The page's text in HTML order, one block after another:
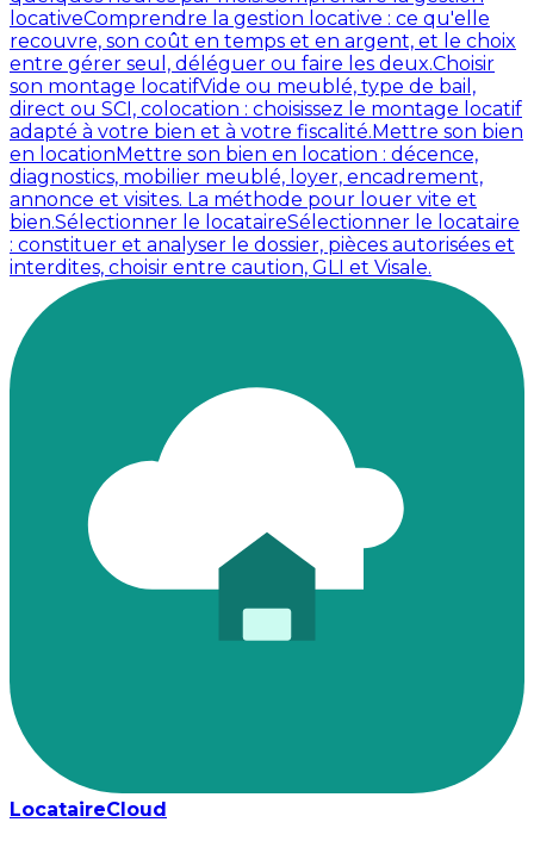
locativeComprendre la gestion locative : ce qu'elle
recouvre, son coût en temps et en argent, et le choix
entre gérer seul, déléguer ou faire les deux.Choisir
son montage locatifVide ou meublé, type de bail,
direct ou SCI, colocation : choisissez le montage locatif
adapté à votre bien et à votre fiscalité. Mettre son bien
en location Mettre son bien en location : décence,
diagnostics, mobilier meublé, loyer, encadrement,
annonce et visites. La méthode pour louer vite et
bien.Sélectionner le locataireSélectionner le locataire
: constituer et analyser le dossier, pièces autorisées et
interdites, choisir entre caution, GLI et Visale.
LocataireCloud